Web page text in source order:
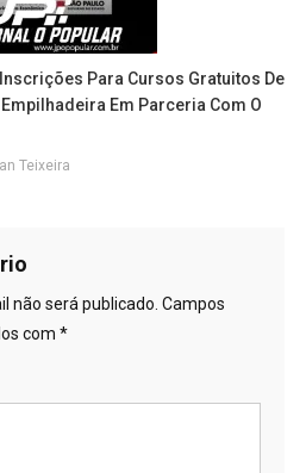
Para Cursos Gratuitos De
Em Parceria Com O
Teixeira
não será publicado. Campos
com *